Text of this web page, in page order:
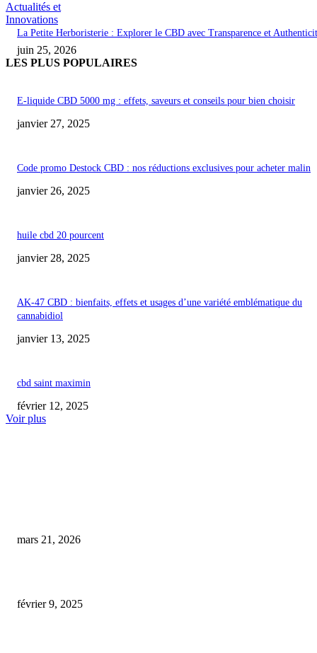
Actualités et
Innovations
La Petite Herboristerie : Explorer le CBD avec Transparence et
juin 25, 2026
LES PLUS POPULAIRES
E-liquide CBD 5000 mg : effets, saveurs et conseils pour bien choisir
janvier 27, 2025
Code promo Destock CBD : nos réductions exclusives pour acheter malin
janvier 26, 2025
huile cbd 20 pourcent
janvier 28, 2025
AK-47 CBD : bienfaits, effets et usages d’une variété emblématique du
cannabidiol
janvier 13, 2025
cbd saint maximin
février 12, 2025
Voir plus
mars 21, 2026
février 9, 2025